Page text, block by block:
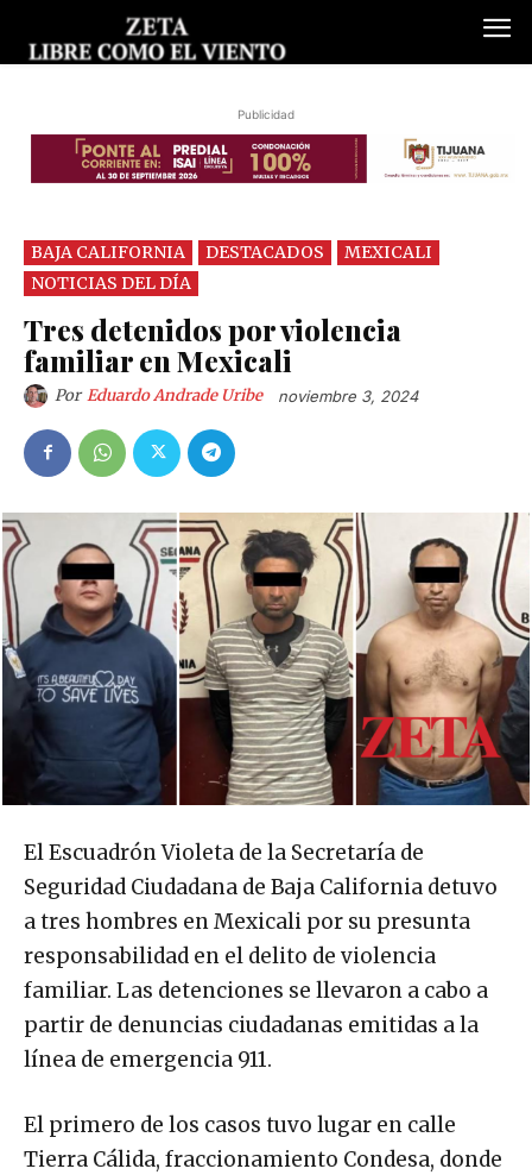
Publicidad
BAJA CALIFORNIA DESTACADOS
MEXICALI
NOTICIAS DEL DÍA
Tres detenidos por violencia
familiar en Mexicali
Por Eduardo Andrade Uribe noviembre 3, 2024
El Escuadrón Violeta de la Secretaría de
Seguridad Ciudadana de Baja California detuvo
a tres hombres en Mexicali por su presunta
responsabilidad en el delito de violencia
familiar. Las detenciones se llevaron a cabo a
partir de denuncias ciudadanas emitidas a la
línea de emergencia 911.
El primero de los casos tuvo lugar en calle
Tierra Cálida, fraccionamiento Condesa, donde